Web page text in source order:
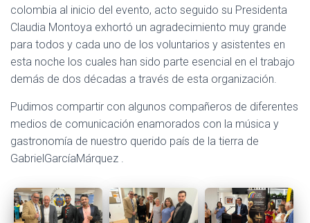
colombia al inicio del evento, acto seguido su Presidenta
Claudia Montoya exhortó un agradecimiento muy grande
para todos y cada uno de los voluntarios y asistentes en
esta noche los cuales han sido parte esencial en el trabajo
demás de dos décadas a través de esta organización.
Pudimos compartir con algunos compañeros de diferentes
medios de comunicación enamorados con la música y
gastronomía de nuestro querido país de la tierra de
GabrielGarcíaMárquez .